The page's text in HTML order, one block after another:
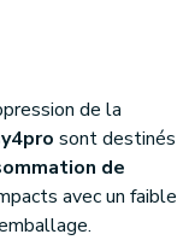
de la
sont destinés
de
avec un faible